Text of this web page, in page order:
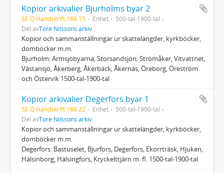
Kopior arkivalier Bjurholms byar 2
SE Q Handskrift 166:15 Enhet
500-tal-1900-tal
Del avTore Nilssons arkiv
Kopior och sammanställningar ur skattelängder, kyrkböcker,
domböcker m.m.
Bjurholm: Armsjöbyarna, Storsandsjön, Strömåker, Vitvattnet,
Västansjö, Åkerberg, Åkerbäck, Åkernäs, Öreborg, Öreström
och Östervik 1500-tal-1900-tal
Kopior arkivalier Degerfors byar 1
SE Q Handskrift 166:22 Enhet
500-tal-1900-tal
Del avTore Nilssons arkiv
Kopior och sammanställningar ur skattelängder, kyrkböcker,
domböcker m.m.
Degerfors: Bastuselet, Bjurfors, Degerfors, Ekorrträsk, Hjuken,
Hälsinborg, Hälsingfors, Kryckelttjärn m. fl. 1500-tal-1900-tal